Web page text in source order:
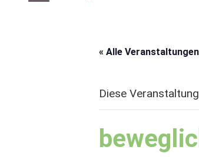
« Alle Veranstaltungen
Diese